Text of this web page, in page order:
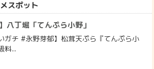
スポット
八丁堀「てんぷら小野」
ガチ #永野芽郁】松茸天ぷら『てんぷら小
料...